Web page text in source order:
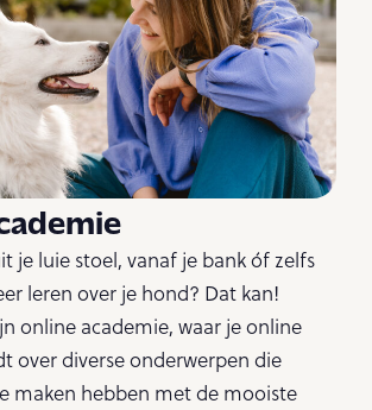
je luie stoel, vanaf je bank óf zelfs
leren over je hond? Dat kan!
online academie, waar je online
over diverse onderwerpen die
maken hebben met de mooiste